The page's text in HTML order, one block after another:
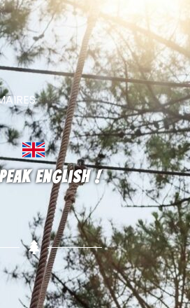
english !